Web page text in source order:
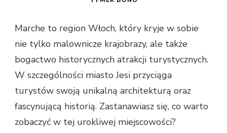
Marche to region Włoch, który kryje w sobie
nie tylko malownicze krajobrazy, ale także
bogactwo historycznych atrakcji turystycznych.
W szczególności miasto Jesi przyciąga
turystów swoją unikalną architekturą oraz
fascynującą historią. Zastanawiasz się, co warto
zobaczyć w tej urokliwej miejscowości?